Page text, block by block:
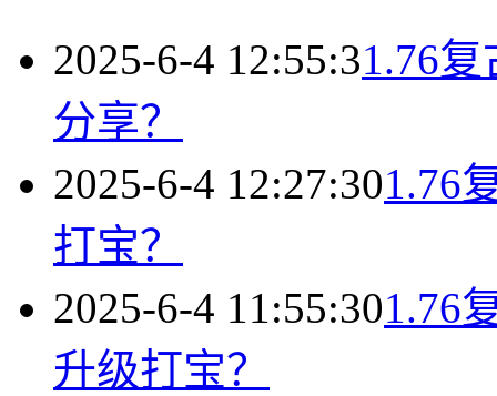
2025-6-4 12:55:31.76
分享？
2025-6-4 12:27:301.76
打宝？
2025-6-4 11:55:301.76
升级打宝？